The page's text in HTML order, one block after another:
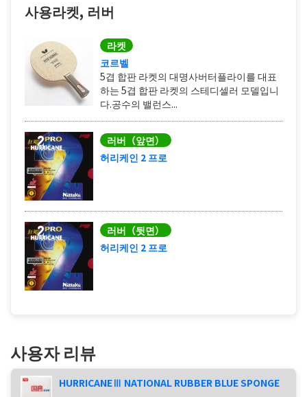
사용라켓, 러버
라켓
코르벨
5겹 합판 라켓의 대명사버터플라이를 대표
하는 5겹 합판 라켓의 스테디셀러 모델입니
다.​공수의 밸런스...
러버（앞면）
허리케인 2 프로
러버（뒷면）
허리케인 2 프로
사용자 리뷰
HURRICANEⅢ NATIONAL RUBBER BLUE SPONGE